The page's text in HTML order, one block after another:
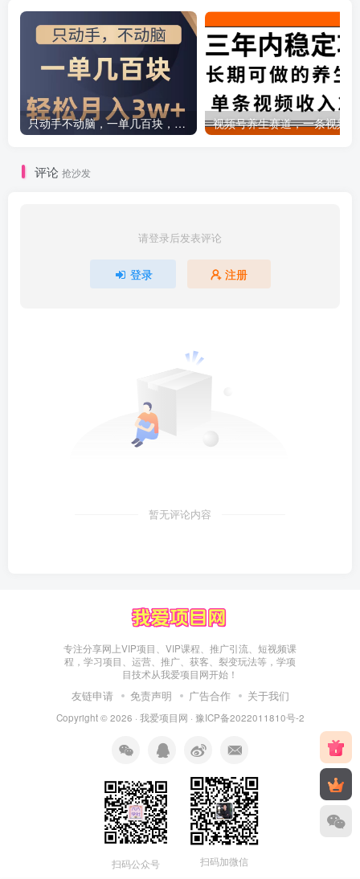
只动手不动脑，一单几百块，轻松月入2w+，看完就能直接操作，详细教程
评论 抢沙发
请登录后发表评论
登录 注册
暂无评论内容
专注分享网上VIP项目、VIP课程、推广引流、短视频课
程，学习项目、运营、推广、获客、裂变玩法等，学项
目技术从我爱项目网开始！
友链申请 免责声明 广告合作 关于我们
Copyright © 2026 · 我爱项目网 · 豫ICP备2022011810号-2
扫码公众号 扫码加微信